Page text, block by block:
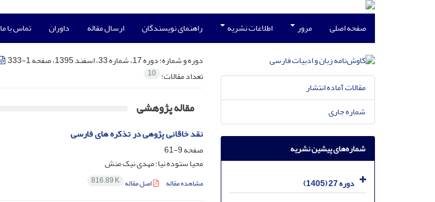
صفحه اصلی مرور اطلاعات نشریه راهنمای نویسندگان ارسال مقاله داوران تماس با ما
دوره و شماره:دوره 17، شماره 33، اسفند 1395، صفحه 1-333
تعداد مقالات: 10
مقاله پژوهشی
نقد خاقانی پژوهی در تذکره های فارسی
صفحه9-61
محیا ستوده نیا؛ مهدی نیک منش
مشاهده مقاله اصل مقاله 816.89 K
مقالات آماده انتشار
شماره جاری
شماره‌های پیشین نشریه
دوره 27 (1405)